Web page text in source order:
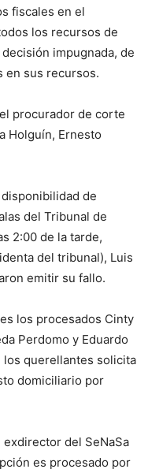
fiscales en el
los recursos de
impugnada, de
en sus recursos.
procurador de corte
Holguín, Ernesto
de
del Tribunal de
2:00 de la tarde,
del tribunal), Luis
emitir su fallo.
los procesados Cinty
Perdomo y Eduardo
los querellantes solicita
domiciliario por
exdirector del SeNaSa
es procesado por